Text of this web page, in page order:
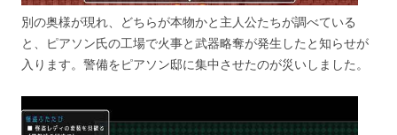
別の奥様が現れ、どちらが本物かと主人公たちが調べている
と、ピアソン氏の工場で火事と武器略奪が発生したと知らせが
入ります。警備をピアソン邸に集中させたのが災いしました。